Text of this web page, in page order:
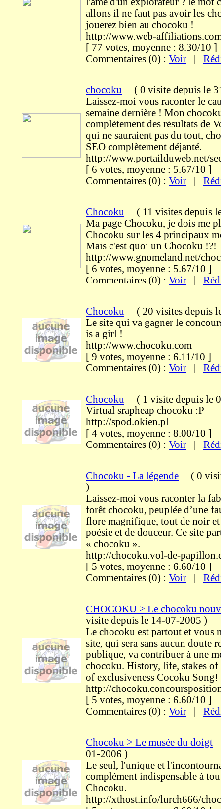
allons il ne faut pas avoir les
jouerez bien au chocoku !
http://www.web-
[ 77 votes, moyenne : 8.30/
Commentaires (0) : Voir
chocoku ( 0 visite depuis le
Laissez-moi vous raconter le
semaine dernière ! Mon
complètement des résultats de
qui ne sauraient pas du tout,
SEO complètement déjanté.
http://www.portailduweb.net/
[ 6 votes, moyenne : 5.67/10
Commentaires (0) : Voir
Chocoku ( 11 visites depuis
Ma page Chocoku, je dois me
Chocoku sur les 4 principaux
Mais c'est quoi un Chocoku !?!
http://www.gnomeland.net/
[ 6 votes, moyenne : 5.67/10
Commentaires (0) : Voir
Chocoku ( 20 visites depuis
Le site qui va gagner le
is a girl !
http://www.chocoku.com
[ 9 votes, moyenne : 6.11/10
Commentaires (0) : Voir
Chocoku ( 1 visite depuis le
Virtual srapheap chocoku :P
http://spod.okien.pl
[ 4 votes, moyenne : 8.00/10
Commentaires (0) : Voir
Chocoku - La légende ( 0
)
Laissez-moi vous raconter la
forêt chocoku, peuplée d’une
flore magnifique, tout de noir
poésie et de douceur. Ce site
« chocoku ».
http://chocoku.vol-de-
[ 5 votes, moyenne : 6.60/10
Commentaires (0) : Voir
CHOCOKU > Le chocoku
visite depuis le 14-07-2005 )
Le chocoku est partout et vous
site, qui sera sans aucun doute
publique, va contribuer à une
chocoku. History, life, stakes
of exclusiveness Cocoku Song!
http://
[ 5 votes, moyenne : 6.60/10
Commentaires (0) : Voir
Chocoku > Le musée du doigt
01-2006 )
Le seul, l'unique et
complément indispensable à
Chocoku.
http://xthost.info/lurch666/